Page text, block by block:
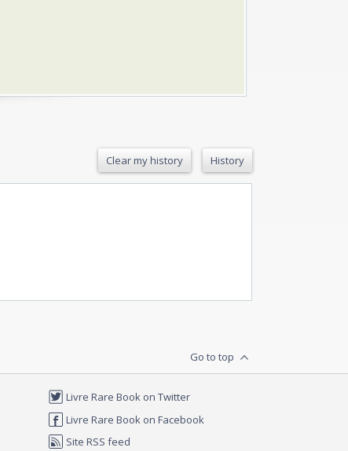
Clear my history History
Go to top
Livre Rare Book on Twitter
Livre Rare Book on Facebook
Site RSS feed